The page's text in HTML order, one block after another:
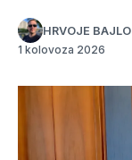
HRVOJE BAJLO
1 kolovoza 2026